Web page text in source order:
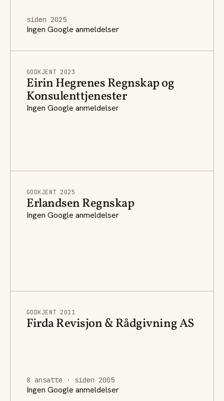
siden 2025
Ingen Google anmeldelser
GODKJENT 2023
Eirin Hegrenes Regnskap og
Konsulenttjenester
Ingen Google anmeldelser
GODKJENT 2025
Erlandsen Regnskap
Ingen Google anmeldelser
GODKJENT 2011
Firda Revisjon & Rådgivning AS
8 ansatte · siden 2005
Ingen Google anmeldelser